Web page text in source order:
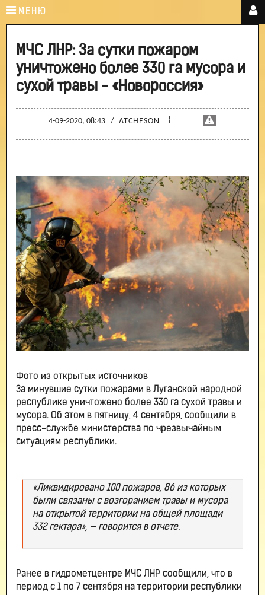
МЕНЮ
МЧС ЛНР: За сутки пожаром
уничтожено более 330 га мусора и
сухой травы - «Новороссия»
4-09-2020, 08:43 / ATCHESON ¦
Фото из открытых источников
За минувшие сутки пожарами в Луганской народной
республике уничтожено более 330 га сухой травы и
мусора. Об этом в пятницу, 4 сентября, сообщили в
пресс-службе министерства по чрезвычайным
ситуациям республики.
«Ликвидировано 100 пожаров, 86 из которых
были связаны с возгоранием травы и мусора
на открытой территории на общей площади
332 гектара», — говорится в отчете.
Ранее в гидрометцентре МЧС ЛНР сообщили, что в
период с 1 по 7 сентября на территории республики